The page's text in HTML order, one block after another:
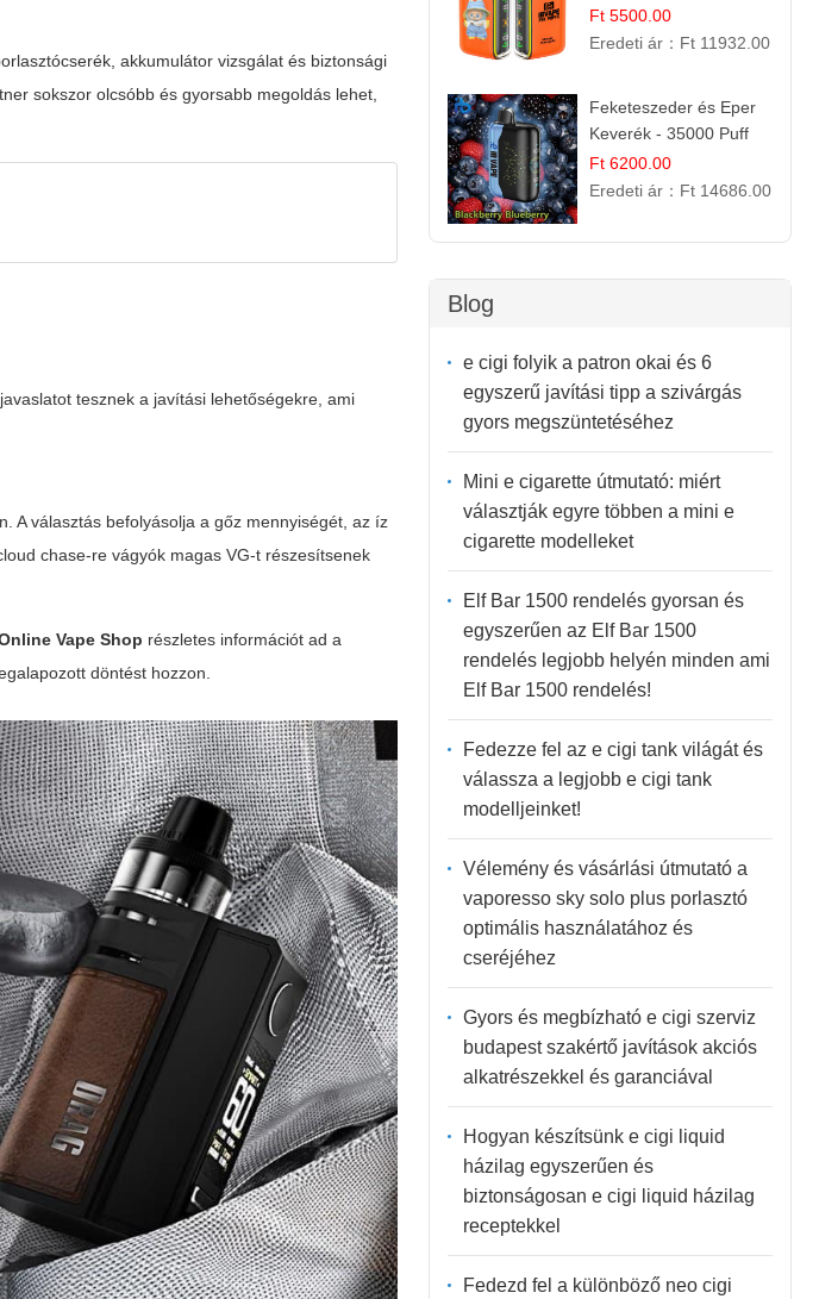
akkumulátor vizsgálat és biztonsági
sokszor olcsóbb és gyorsabb megoldás lehet,
tesznek a javítási lehetőségekre, ami
A választás befolyásolja a gőz mennyiségét, az íz
chase-re vágyók magas VG-t részesítsenek
Vape Shop részletes információt ad a
döntést hozzon.
Eldobható E-ciga |
Trópusi Gyümölcs
Ft 5500.00
Eredeti ár： Ft 11932.00
Feketeszeder és Eper
Keverék - 35000 Puff
Eldobható Vape | Ízletes
Gyümölcsökombináció!
Ft 6200.00
Eredeti ár： Ft 14686.00
Blog
e cigi folyik a patron okai és 6
egyszerű javítási tipp a szivárgás
gyors megszüntetéséhez
Mini e cigarette útmutató: miért
választják egyre többen a mini e
cigarette modelleket
Elf Bar 1500 rendelés gyorsan és
egyszerűen az Elf Bar 1500
rendelés legjobb helyén minden ami
Elf Bar 1500 rendelés!
Fedezze fel az e cigi tank világát és
válassza a legjobb e cigi tank
modelljeinket!
Vélemény és vásárlási útmutató a
vaporesso sky solo plus porlasztó
optimális használatához és
cseréjéhez
Gyors és megbízható e cigi szerviz
budapest szakértő javítások akciós
alkatrészekkel és garanciával
Hogyan készítsünk e cigi liquid
házilag egyszerűen és
biztonságosan e cigi liquid házilag
receptekkel
Fedezd fel a különböző neo cigi